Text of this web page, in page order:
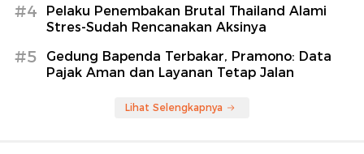
#4
Pelaku Penembakan Brutal Thailand Alami
Stres-Sudah Rencanakan Aksinya
#5
Gedung Bapenda Terbakar, Pramono: Data
Pajak Aman dan Layanan Tetap Jalan
Lihat Selengkapnya